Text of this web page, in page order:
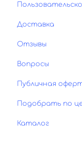
Доставка
Отзывы
Вопросы
Публичная
Подобрать по
Каталог